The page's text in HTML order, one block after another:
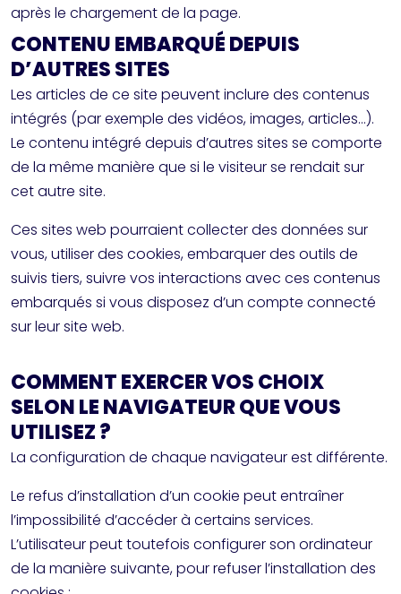
après le chargement de la page.
CONTENU EMBARQUÉ DEPUIS
D’AUTRES SITES
Les articles de ce site peuvent inclure des contenus
intégrés (par exemple des vidéos, images, articles…).
Le contenu intégré depuis d’autres sites se comporte
de la même manière que si le visiteur se rendait sur
cet autre site.
Ces sites web pourraient collecter des données sur
vous, utiliser des cookies, embarquer des outils de
suivis tiers, suivre vos interactions avec ces contenus
embarqués si vous disposez d’un compte connecté
sur leur site web.
COMMENT EXERCER VOS CHOIX
SELON LE NAVIGATEUR QUE VOUS
UTILISEZ ?
La configuration de chaque navigateur est différente.
Le refus d’installation d’un cookie peut entraîner
l’impossibilité d’accéder à certains services.
L’utilisateur peut toutefois configurer son ordinateur
de la manière suivante, pour refuser l’installation des